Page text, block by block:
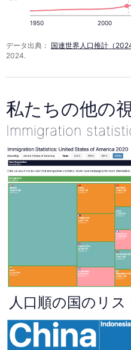
1950 2000
データ出典： 国連世界人口推計（
2024.
私たちの他の
Immigration
人口順の国のリス